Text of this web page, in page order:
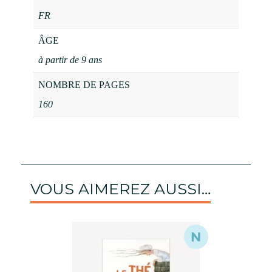
FR
ÂGE
à partir de 9 ans
NOMBRE DE PAGES
160
VOUS AIMEREZ AUSSI…